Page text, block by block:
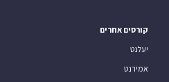
קורסים אחרים
יעלנט
אמירנט